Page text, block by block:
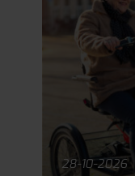
28-10-2026